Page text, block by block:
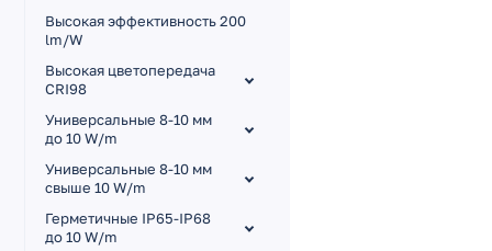
Высокая эффективность 200
lm/W
Высокая цветопередача
CRI98
Универсальные 8-10 мм
до 10 W/m
Универсальные 8-10 мм
свыше 10 W/m
Герметичные IP65-IP68
до 10 W/m